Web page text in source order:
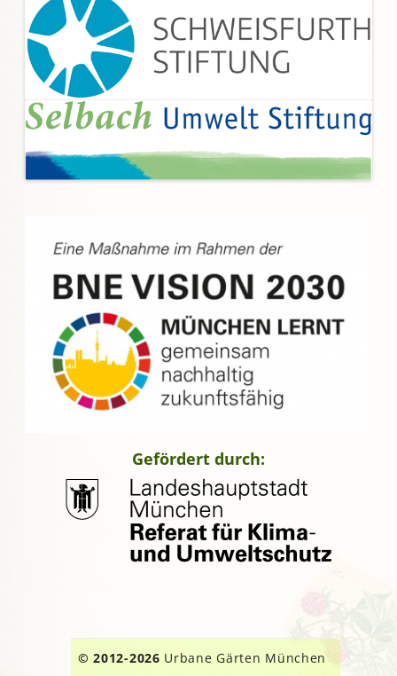
Gefördert durch:
© 2012-2026 Urbane Gärten München